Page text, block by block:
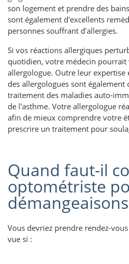
son logement et prendre des
sont également d'excellents
personnes souffrant d'allergies.
Si vos réactions allergiques
quotidien, votre médecin pourrait
allergologue. Outre leur
des allergologues sont également
traitement des maladies auto-
de l'asthme. Votre allergologue
afin de mieux comprendre votre
prescrire un traitement pour
Quand faut-il
optométriste
Vous devriez prendre rendez-
vue si :